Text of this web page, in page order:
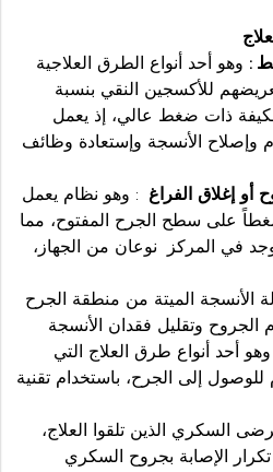
: وهو أحد أنواع الطرق العلاجية
للأكسجين النقي بنسبة
مكيفة ذات ضغط عالي، إذ يعمل
وإصلاح الأنسجة وإستعادة وظائف
أو إغلاق الفراغ : وهو نظام يعمل
على سطح الجرح المفتوح، مما
في المركز نوعان من الجهاز،
الأنسجة الميتة من منطقة الجرح
الجروح وتقليل فقدان الأنسجة
وهو أحد أنواع طرق العلاج التي
إلى الجرح، باستخدام تقنية
السكري الذين تلقوا العلاج،
الإصابة بجروح السكري